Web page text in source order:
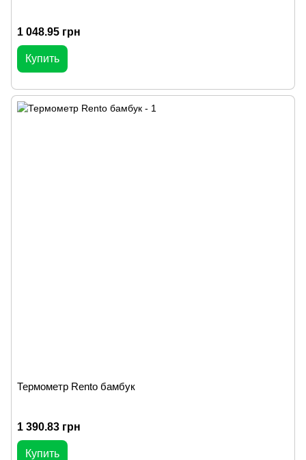
1 048.95 грн
Купить
Термометр Rento бамбук
1 390.83 грн
Купить